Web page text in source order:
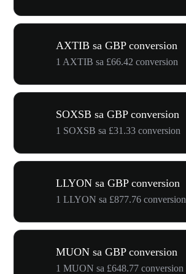
AXTIB sa GBP conversion
1 AXTIB sa £66.42 conversion
SOXSB sa GBP conversion
1 SOXSB sa £31.33 conversion
LLYON sa GBP conversion
1 LLYON sa £877.76 conversion
MUON sa GBP conversion
1 MUON sa £648.77 conversion